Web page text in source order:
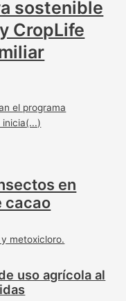
sostenible
CropLife
el programa
inicia(...)
en
cacao
metoxicloro.
uso agrícola al